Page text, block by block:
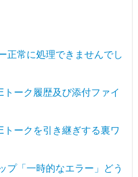
正常に処理できませんでし
ーク履歴及び添付ファイ
ークを引き継ぎする裏ワ
プ「一時的なエラー」どう